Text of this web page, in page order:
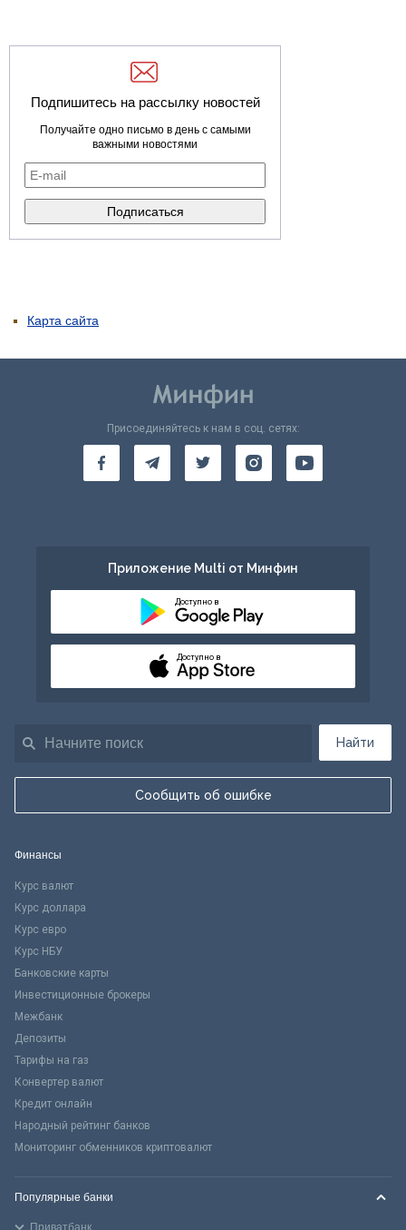
Подпишитесь на рассылку новостей
Получайте одно письмо в день с самыми
важными новостями
Карта сайта
Найти
Сообщить об ошибке
Присоединяйтесь к нам в соц. сетях:
Приложение Multi от Минфин
Доступно в
Доступно в
Финансы
Курс валют
Курс доллара
Курс евро
Курс НБУ
Банковские карты
Инвестиционные брокеры
Межбанк
Депозиты
Тарифы на газ
Конвертер валют
Кредит онлайн
Народный рейтинг банков
Мониторинг обменников криптовалют
Популярные банки
Приватбанк